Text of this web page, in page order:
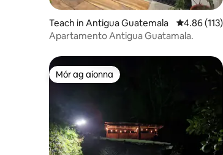
Teach in Antigua Guatemala Meánrátáil
4.86 (113)
Apartamento Antigua Guatamala.
Mór ag aíonna
Mór ag aíonna